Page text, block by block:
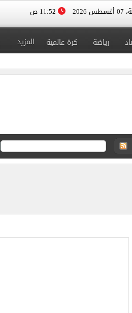
رياضة كرة عالمية المزيد